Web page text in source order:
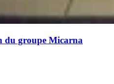
du groupe Micarna